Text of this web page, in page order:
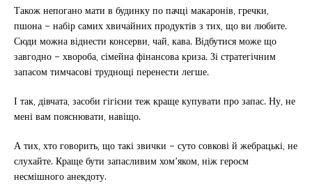
Також непогано мати в будинку по пачці макаронів, гречки,
пшона – набір самих хвичайних продуктів з тих, що ви любите.
Сюди можна віднести консерви, чай, кава. Відбутися може що
завгодно – хвороба, сімейна фінансова криза. Зі стратегічним
запасом тимчасові труднощі перенести легше.
І так, дівчата, засоби гігієни теж краще купувати про запас. Ну, не
мені вам пояснювати, навіщо.
А тих, хто говорить, що такі звички – суто совкові й жебрацькі, не
слухайте. Краще бути запасливим хом’яком, ніж героєм
несмішного анекдоту.